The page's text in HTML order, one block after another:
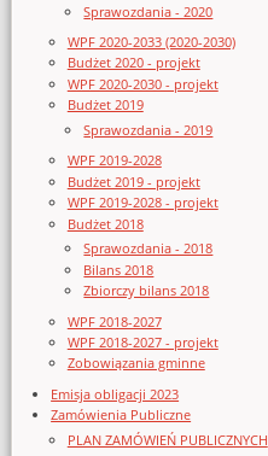
Sprawozdania - 2020
WPF 2020-2033 (2020-2030)
Budżet 2020 - projekt
WPF 2020-2030 - projekt
Budżet 2019
Sprawozdania - 2019
WPF 2019-2028
Budżet 2019 - projekt
WPF 2019-2028 - projekt
Budżet 2018
Sprawozdania - 2018
Bilans 2018
Zbiorczy bilans 2018
WPF 2018-2027
WPF 2018-2027 - projekt
Zobowiązania gminne
Emisja obligacji 2023
Zamówienia Publiczne
PLAN ZAMÓWIEŃ PUBLICZNYCH